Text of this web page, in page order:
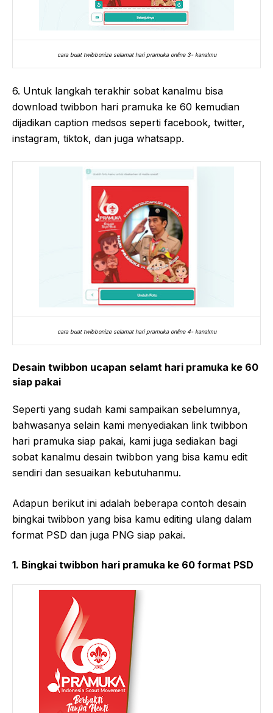
cara buat twibbonize selamat hari pramuka online 3- kanalmu
6. Untuk langkah terakhir sobat kanalmu bisa
download twibbon hari pramuka ke 60 kemudian
dijadikan caption medsos seperti facebook, twitter,
instagram, tiktok, dan juga whatsapp.
cara buat twibbonize selamat hari pramuka online 4- kanalmu
Desain twibbon ucapan selamt hari pramuka ke 60
siap pakai
Seperti yang sudah kami sampaikan sebelumnya,
bahwasanya selain kami menyediakan link twibbon
hari pramuka siap pakai, kami juga sediakan bagi
sobat kanalmu desain twibbon yang bisa kamu edit
sendiri dan sesuaikan kebutuhanmu.
Adapun berikut ini adalah beberapa contoh desain
bingkai twibbon yang bisa kamu editing ulang dalam
format PSD dan juga PNG siap pakai.
1. Bingkai twibbon hari pramuka ke 60 format PSD